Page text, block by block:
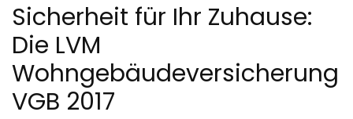
Sicherheit für Ihr Zuhause:
Die LVM
Wohngebäudeversicherung
VGB 2017